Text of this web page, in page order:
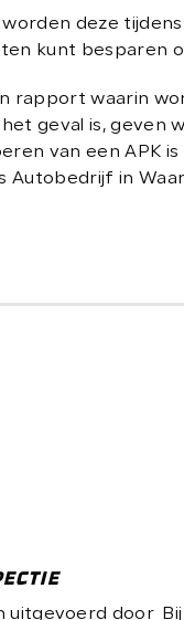
deze tijdens
kunt besparen
rapport waarin
geval is, geven
van een APK
Autobedrijf in
uitgevoerd door